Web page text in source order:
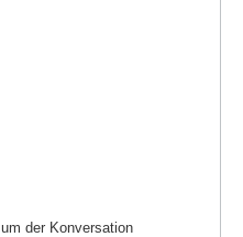
um der Konversation